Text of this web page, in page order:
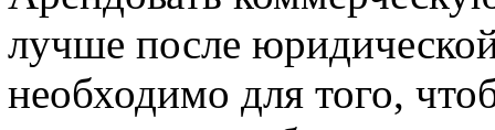
лучше после
необходимо для того,